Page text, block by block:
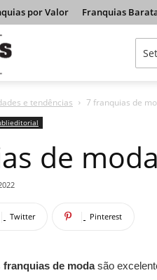
por Valor Franquias
Franquias
de
Sucesso
e tendências 7 franquias de
de
Twitter Pinterest
franquias de modasão